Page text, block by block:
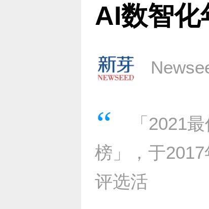
AI数智化
「2021
榜」，于
评选活